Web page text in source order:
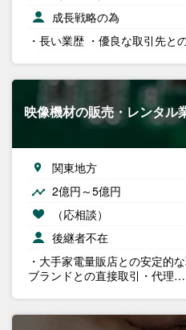
成長戦略の為
・長い業歴 ・優良な取引先と
映像機材の販売・レンタル
関東地方
2億円～5億円
（応相談）
後継者不在
・大手家電量販店との安定的
ブランドとの直接取引・代理…